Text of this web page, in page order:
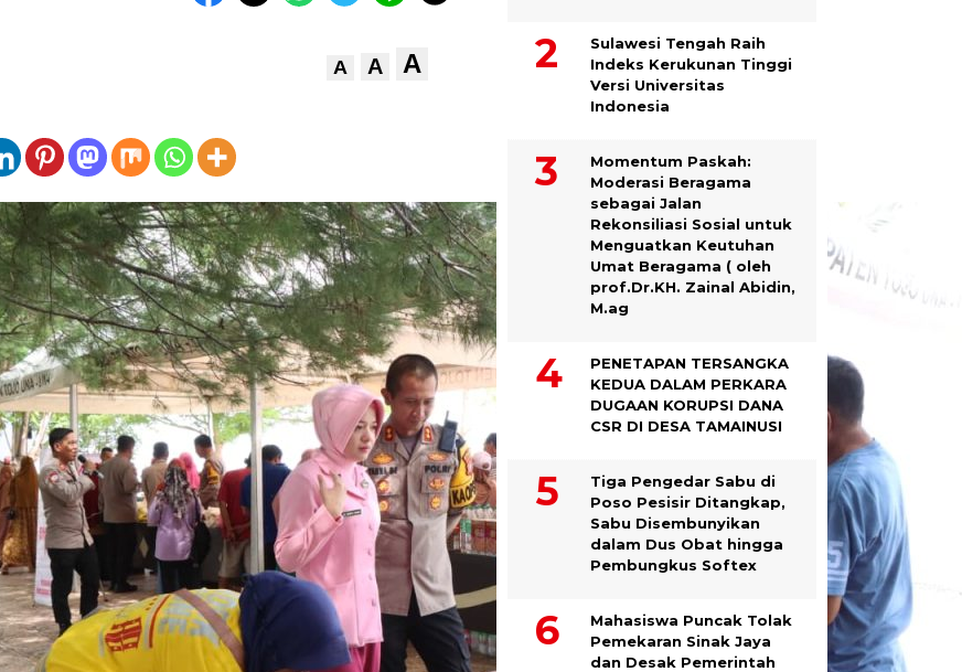
A A A
Sulawesi Tengah Raih
Indeks Kerukunan Tinggi
Versi Universitas
Indonesia
Momentum Paskah:
Moderasi Beragama
sebagai Jalan
Rekonsiliasi Sosial untuk
Menguatkan Keutuhan
Umat Beragama ( oleh
prof.Dr.KH. Zainal Abidin,
M.ag
PENETAPAN TERSANGKA
KEDUA DALAM PERKARA
DUGAAN KORUPSI DANA
CSR DI DESA TAMAINUSI
Tiga Pengedar Sabu di
Poso Pesisir Ditangkap,
Sabu Disembunyikan
dalam Dus Obat hingga
Pembungkus Softex
Mahasiswa Puncak Tolak
Pemekaran Sinak Jaya
dan Desak Pemerintah